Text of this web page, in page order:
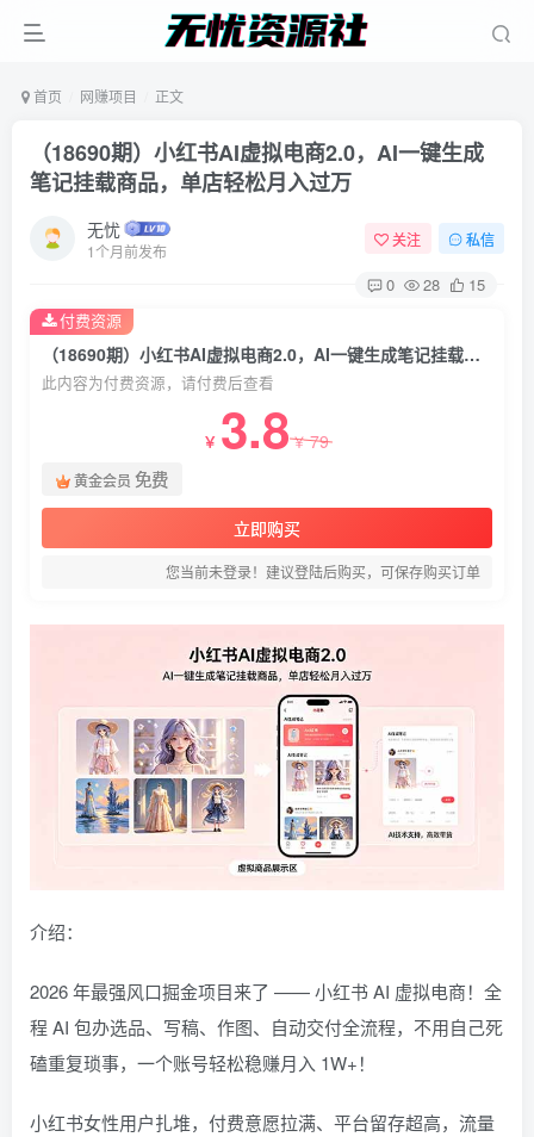
首页 网赚项目 正文
（18690期）小红书AI虚拟电商2.0，AI一键生成
笔记挂载商品，单店轻松月入过万
无忧
1个月前发布
关注 私信
0 28 15
（18690期）小红书AI虚拟电商2.0，AI一键生成笔记挂载商品，单店轻松月入过万
此内容为付费资源，请付费后查看
￥ 3.8￥79
黄金会员 免费
立即购买
您当前未登录！建议登陆后购买，可保存购买订单
付费资源
介绍：
2026 年最强风口掘金项目来了 —— 小红书 AI 虚拟电商！全
程 AI 包办选品、写稿、作图、自动交付全流程，不用自己死
磕重复琐事，一个账号轻松稳赚月入 1W+！
小红书女性用户扎堆，付费意愿拉满、平台留存超高，流量